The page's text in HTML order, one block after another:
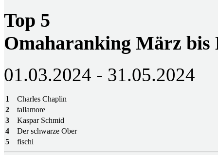
Top 5
Omaharanking März bis
01.03.2024 - 31.05.2024
1
Charles Chaplin
2
tallamore
3
Kaspar Schmid
4
Der schwarze Ober
5
fischi